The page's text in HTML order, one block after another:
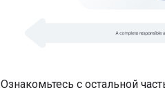
Ознакомьтесь с остальной